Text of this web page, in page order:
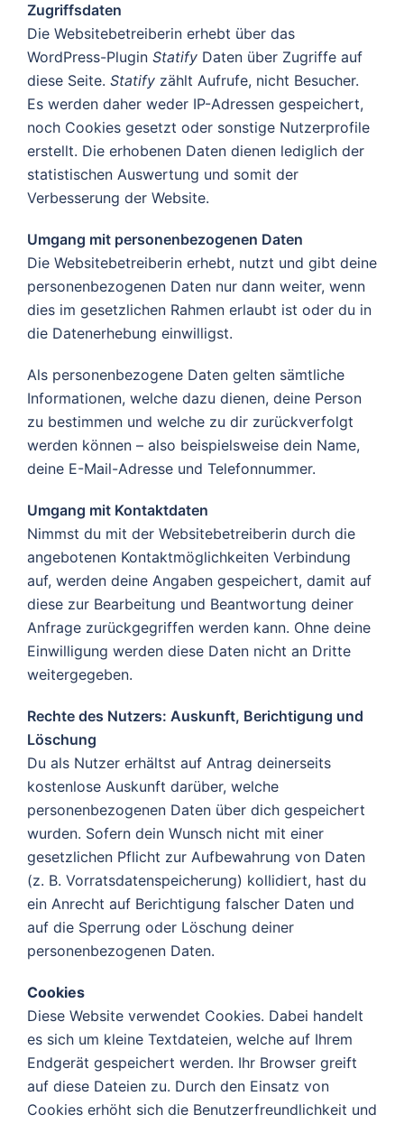
Zugriffsdaten
Die Websitebetreiberin erhebt über das
WordPress-Plugin Statify Daten über Zugriffe auf
diese Seite. Statify zählt Aufrufe, nicht Besucher.
Es werden daher weder IP-Adressen gespeichert,
noch Cookies gesetzt oder sonstige Nutzerprofile
erstellt. Die erhobenen Daten dienen lediglich der
statistischen Auswertung und somit der
Verbesserung der Website.
Umgang mit personenbezogenen Daten
Die Websitebetreiberin erhebt, nutzt und gibt deine
personenbezogenen Daten nur dann weiter, wenn
dies im gesetzlichen Rahmen erlaubt ist oder du in
die Datenerhebung einwilligst.
Als personenbezogene Daten gelten sämtliche
Informationen, welche dazu dienen, deine Person
zu bestimmen und welche zu dir zurückverfolgt
werden können – also beispielsweise dein Name,
deine E-Mail-Adresse und Telefonnummer.
Umgang mit Kontaktdaten
Nimmst du mit der Websitebetreiberin durch die
angebotenen Kontaktmöglichkeiten Verbindung
auf, werden deine Angaben gespeichert, damit auf
diese zur Bearbeitung und Beantwortung deiner
Anfrage zurückgegriffen werden kann. Ohne deine
Einwilligung werden diese Daten nicht an Dritte
weitergegeben.
Rechte des Nutzers: Auskunft, Berichtigung und
Löschung
Du als Nutzer erhältst auf Antrag deinerseits
kostenlose Auskunft darüber, welche
personenbezogenen Daten über dich gespeichert
wurden. Sofern dein Wunsch nicht mit einer
gesetzlichen Pflicht zur Aufbewahrung von Daten
(z. B. Vorratsdatenspeicherung) kollidiert, hast du
ein Anrecht auf Berichtigung falscher Daten und
auf die Sperrung oder Löschung deiner
personenbezogenen Daten.
Cookies
Diese Website verwendet Cookies. Dabei handelt
es sich um kleine Textdateien, welche auf Ihrem
Endgerät gespeichert werden. Ihr Browser greift
auf diese Dateien zu. Durch den Einsatz von
Cookies erhöht sich die Benutzerfreundlichkeit und